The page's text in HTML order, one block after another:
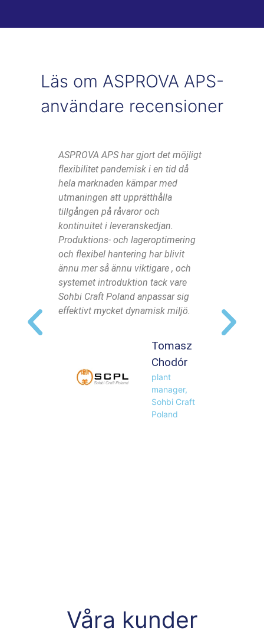
Läs om ASPROVA APS-
användare recensioner
ASPROVA APS har gjort det möjligt
flexibilitet pandemisk i en tid då
hela marknaden kämpar med
utmaningen att upprätthålla
tillgången på råvaror och
kontinuitet i leveranskedjan.
Produktions- och lageroptimering
och flexibel hantering har blivit
ännu mer så ännu viktigare , och
systemet introduktion tack vare
Sohbi Craft Poland anpassar sig
effektivt mycket dynamisk miljö.
Tomasz
Chodór
plant
manager,
Sohbi Craft
Poland
Våra kunder